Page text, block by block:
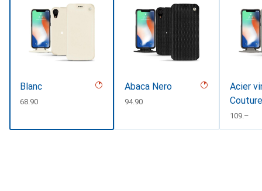
Blanc
CHF
68.90
Abaca Nero
CHF
94.90
Acier
Couture
CHF
109.–